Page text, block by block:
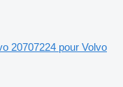
20707224 pour Volvo